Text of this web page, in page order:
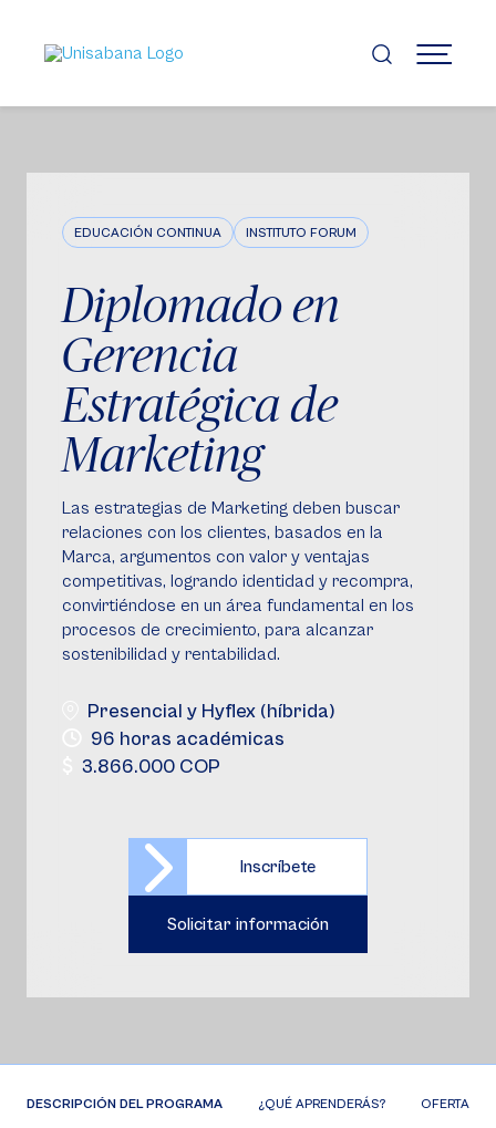
contenido
principal
MENÚ
EDUCACIÓN CONTINUA INSTITUTO FORUM
Diplomado en
Gerencia
Estratégica de
Marketing
Las estrategias de Marketing deben buscar
relaciones con los clientes, basados en la
Marca, argumentos con valor y ventajas
competitivas, logrando identidad y recompra,
convirtiéndose en un área fundamental en los
procesos de crecimiento, para alcanzar
sostenibilidad y rentabilidad.
96 horas académicas
Presencial y Hyflex (híbrida)
3.866.000 COP
Inscríbete
Solicitar información
DESCRIPCIÓN DEL PROGRAMA ¿QUÉ APRENDERÁS? OFERTA DE